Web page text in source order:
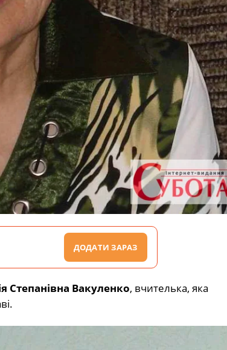
ДОДАТИ ЗАРАЗ
Степанівна Вакуленко, вчителька, яка